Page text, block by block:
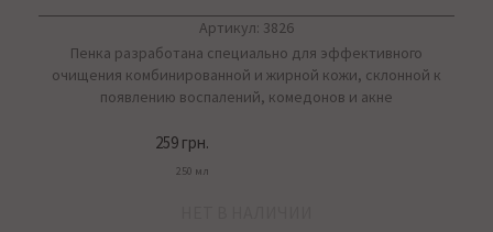
Артикул: 3826
Пенка разработана специально для эффективного
очищения комбинированной и жирной кожи, склонной к
появлению воспалений, комедонов и акне
259 грн.
250 мл